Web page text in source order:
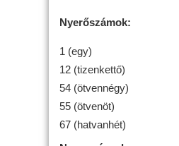
Nyerőszámok:
1 (egy)
12 (tizenkettő)
54 (ötvennégy)
55 (ötvenöt)
67 (hatvanhét)